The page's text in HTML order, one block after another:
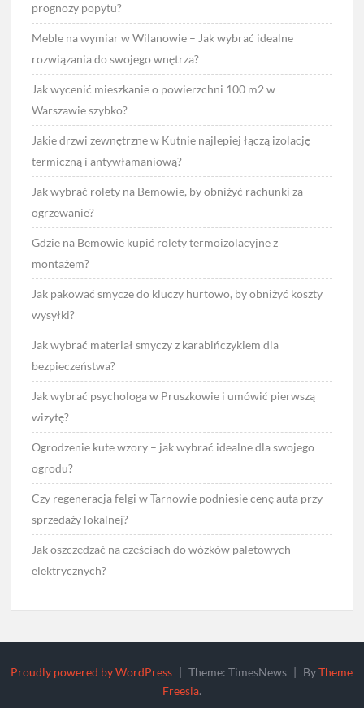
prognozy popytu?
Meble na wymiar w Wilanowie – Jak wybrać idealne
rozwiązania do swojego wnętrza?
Jak wycenić mieszkanie o powierzchni 100 m2 w
Warszawie szybko?
Jakie drzwi zewnętrzne w Kutnie najlepiej łączą izolację
termiczną i antywłamaniową?
Jak wybrać rolety na Bemowie, by obniżyć rachunki za
ogrzewanie?
Gdzie na Bemowie kupić rolety termoizolacyjne z
montażem?
Jak pakować smycze do kluczy hurtowo, by obniżyć koszty
wysyłki?
Jak wybrać materiał smyczy z karabińczykiem dla
bezpieczeństwa?
Jak wybrać psychologa w Pruszkowie i umówić pierwszą
wizytę?
Ogrodzenie kute wzory – jak wybrać idealne dla swojego
ogrodu?
Czy regeneracja felgi w Tarnowie podniesie cenę auta przy
sprzedaży lokalnej?
Jak oszczędzać na częściach do wózków paletowych
elektrycznych?
Proudly powered by WordPress | Theme: TimesNews | ByTheme
Freesia.